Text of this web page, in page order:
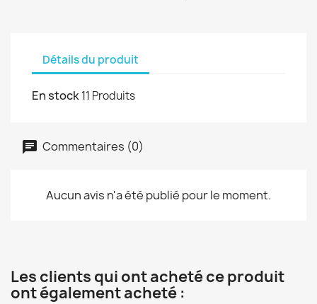
Détails du produit
En stock11 Produits
Commentaires (0)
Aucun avis n'a été publié pour le moment.
Les clients qui ont acheté ce produit
ont également acheté :